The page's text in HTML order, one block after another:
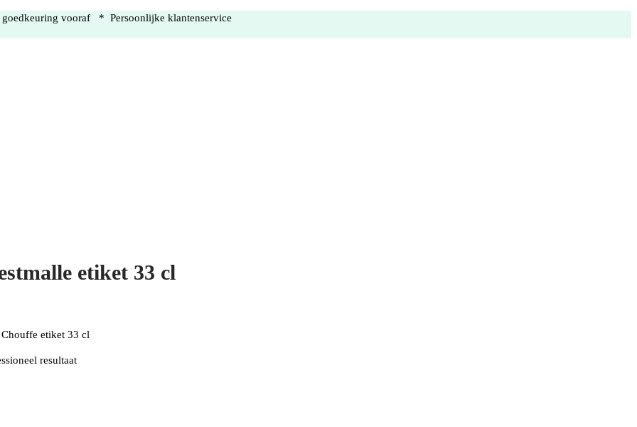
vooraf * Persoonlijke klantenservice
etiket 33 cl
etiket 33 cl
resultaat